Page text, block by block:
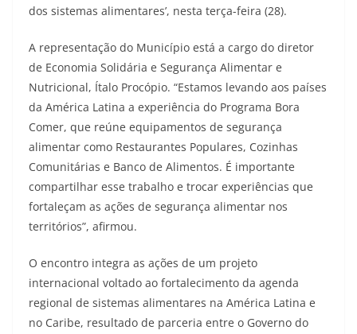
dos sistemas alimentares’, nesta terça-feira (28).
A representação do Município está a cargo do diretor
de Economia Solidária e Segurança Alimentar e
Nutricional, Ítalo Procópio. “Estamos levando aos países
da América Latina a experiência do Programa Bora
Comer, que reúne equipamentos de segurança
alimentar como Restaurantes Populares, Cozinhas
Comunitárias e Banco de Alimentos. É importante
compartilhar esse trabalho e trocar experiências que
fortaleçam as ações de segurança alimentar nos
territórios”, afirmou.
O encontro integra as ações de um projeto
internacional voltado ao fortalecimento da agenda
regional de sistemas alimentares na América Latina e
no Caribe, resultado de parceria entre o Governo do